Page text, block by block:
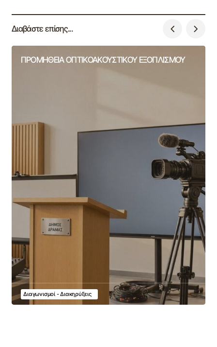
Διαβάστε επίσης...
ΠΡΟΜΗΘΕΙΑ ΟΠΤΙΚΟΑΚΟΥΣΤΙΚΟΥ ΕΞΟΠΛΙΣΜΟΥ
Διαγωνισμοί - Διακηρύξεις